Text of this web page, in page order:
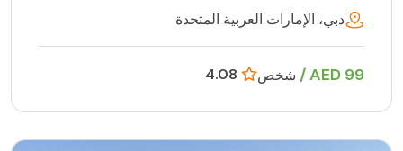
دبي، الإمارات العربية المتحدة
99 AED / شخص